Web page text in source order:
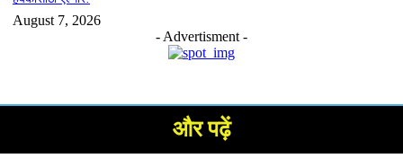
August 7, 2026
- Advertisment -
और पढ़ें